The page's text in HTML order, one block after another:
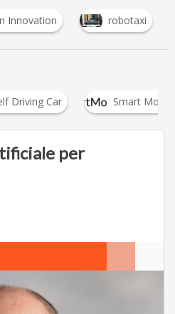
Innovation robotaxi
Car Smart Mobility
per